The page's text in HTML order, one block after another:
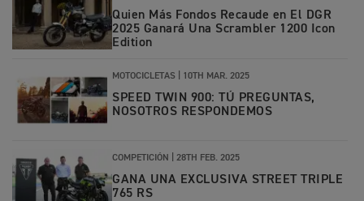
Quien Más Fondos Recaude en El DGR
2025 Ganará Una Scrambler 1200 Icon
Edition
MOTOCICLETAS | 10TH MAR. 2025
SPEED TWIN 900: TÚ PREGUNTAS,
NOSOTROS RESPONDEMOS
COMPETICIÓN | 28TH FEB. 2025
GANA UNA EXCLUSIVA STREET TRIPLE
765 RS